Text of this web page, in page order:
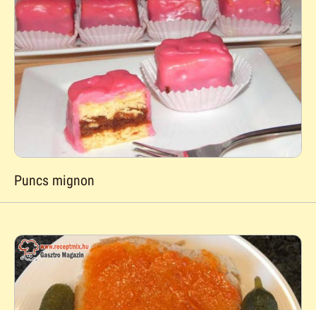
Puncs mignon